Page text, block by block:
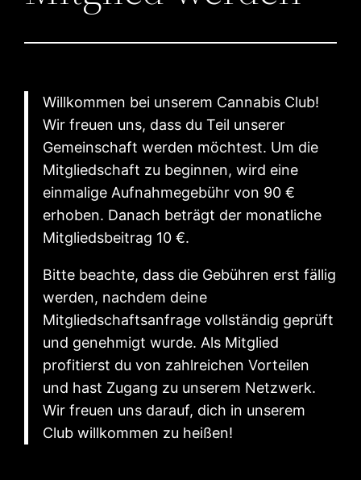
Willkommen bei unserem Cannabis Club!
Wir freuen uns, dass du Teil unserer
Gemeinschaft werden möchtest. Um die
Mitgliedschaft zu beginnen, wird eine
einmalige Aufnahmegebühr von 90 €
erhoben. Danach beträgt der monatliche
Mitgliedsbeitrag 10 €.
Bitte beachte, dass die Gebühren erst fällig
werden, nachdem deine
Mitgliedschaftsanfrage vollständig geprüft
und genehmigt wurde. Als Mitglied
profitierst du von zahlreichen Vorteilen
und hast Zugang zu unserem Netzwerk.
Wir freuen uns darauf, dich in unserem
Club willkommen zu heißen!